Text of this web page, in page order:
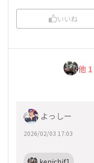
いいね
他
よっしー
2026/02/03 17:03